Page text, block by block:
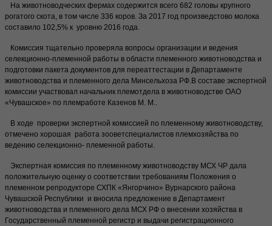
На животноводческих фермах содержится всего 682 головы крупного
рогатого скота, в том числе 336 коров. За 2017 год произведстово молока
составило 102,5% к уровню 2016 года.
Комиссия тщательно проверяла вопросы организации и ведения
селекционно-племенной работы в области племенного животноводства и
подготовки пакета документов для переаттестации в Департаменте
животноводства и племенного дела Минсельхоза РФ.В составе экспертной
комиссии участвовал начальник племотдела в животноводстве ОАО
«Чувашское» по племработе Казенов М. М..
В ходе проверки экспертной комиссией по племенному животноводству,
отмечено хорошая работа зооветспециалистов племхозяйства по
ведению селекционно- племенной работы.
Экспертная комиссия по племенному животноводству МСХ ЧР дала
положительную оценку о соответствии требованиям Положения о
племенном репродукторе СХПК «Янгорчино» Вурнарского района
Чувашской Республики и вносила предложение в Департамент
животноводства и племенного дела МСХ РФ о внесении хозяйства в
Государственный племенной регистр и выдачи регистрационного